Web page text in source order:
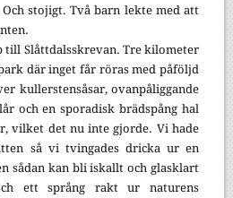
stojigt. Två barn lekte med att
till Slåttdalsskrevan. Tre kilometer
där inget får röras med påföljd
kullerstensåsar, ovanpåliggande
och en sporadisk brädspång hal
vilket det nu inte gjorde. Vi hade
så vi tvingades dricka ur en
sådan kan bli iskallt och glasklart
ett språng rakt ur naturens